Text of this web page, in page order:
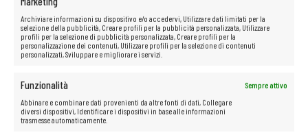
Archiviare informazioni su dispositivo e/o accedervi, Utilizzare dati limitati per la
selezione della pubblicità, Creare profili per la pubblicità personalizzata, Utilizzare
profili per la selezione di pubblicità personalizzata, Creare profili per la
personalizzazione dei contenuti, Utilizzare profili per la selezione di contenuti
personalizzati, Sviluppare e migliorare i servizi.
Funzionalità
Sempre attivo
Abbinare e combinare dati provenienti da altre fonti di dati, Collegare
diversi dispositivi, Identificare i dispositivi in base alle informazioni
trasmesse automaticamente.